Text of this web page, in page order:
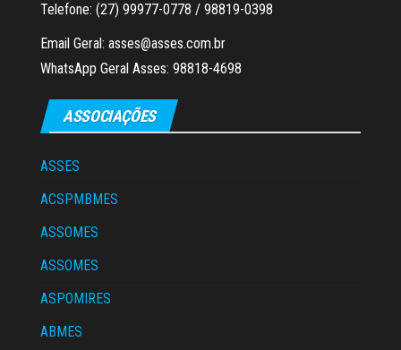
Telefone: (27) 99977-0778 / 98819-0398
Email Geral: asses@asses.com.br
WhatsApp Geral Asses: 98818-4698
ASSOCIAÇÕES
ASSES
ACSPMBMES
ASSOMES
ASSOMES
ASPOMIRES
ABMES